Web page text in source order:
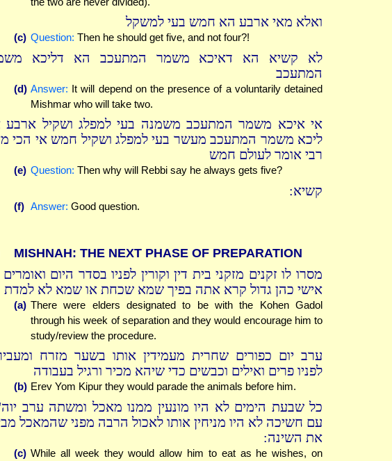
ואלא מאי ארבע הא חמש בעי למשקל
(c) Question: Then he should get five, and not four?!
לא קשיא הא דאיכא משמר המתעכב הא דליכא
המתעכב
(d) Answer: It will depend on the presence of a voluntarily detained
Mishmar who will take two.
אי איכא משמר המתעכב משמנה בעי למפלג ושקיל ארבע
ליכא משמר המתעכב מעשר בעי למפלג ושקיל חמש אי הכי
רבי אומר לעולם חמש
(e) Question: Then why will Rebbi say he always gets five?
קשיא:
(f) Answer: Good question.
MISHNAH: THE NEXT PHASE OF PREPARATION
מסרו לו זקנים מזקני בית דין וקורין לפניו בסדר היום ואומרים
אישי כהן גדול קרא אתה בפיך שמא שכחת או שמא לא למדת
(a) There were elders designated to be with the Kohen Gadol
through his week of separation and they would encourage him to
study/review the procedure.
ערב יום כפורים שחרית מעמידין אותו בשער מזרח
לפניו פרים ואילים וכבשים כדי שיהא מכיר ורגיל בעבודה
(b) Erev Yom Kipur they would parade the animals before him.
כל שבעת הימים לא היו מונעין ממנו מאכל ומשתה ערב
עם חשיכה לא היו מניחין אותו לאכול הרבה מפני שהמאכל
את השינה:
(c) While all week they would allow him to eat as he wishes, on